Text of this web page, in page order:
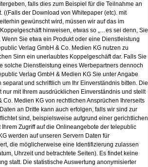
falls dies zum Beispiel für die Teilnahme an
((Falls der Download von Whitepaper (etc). mit
gewünscht wird, müssen wir auf das im
hinweisen, etwas so „…es sei denn, Sie
Sie etwa ein Produkt oder eine Dienstleistung
Verlag GmbH & Co. Medien KG nutzen zu
Sinn ein unerlaubtes Koppelgeschäft dar. Falls Sie
solche Dienstleistung eines Werbepartners dennoch
Verlag GmbH & Medien KG Sie unter Angabe
und schriftlich um Ihr Einverständnis bitten. Die
nur mit Ihrem ausdrücklichen Einverständnis und stellt
Co. Medien KG von rechtlichen Ansprüchen Ihrerseits
an Dritte kann auch erfolgen, falls wir sind zur
sind, beispielsweise aufgrund einer gerichtlichen
Zugriff auf die Onlineangebote der telepublic
werden auf unseren Servern Daten für
die möglicherweise eine Identifizierung zulassen
Uhrzeit und betrachtete Seiten). Es findet keine
statt. Die statistische Auswertung anonymisierter